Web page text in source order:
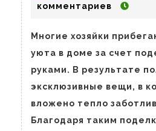
комментариев
Многие хозяйки
уюта в доме за счет
руками. В результате
эксклюзивные вещи, в
вложено тепло
Благодаря таким